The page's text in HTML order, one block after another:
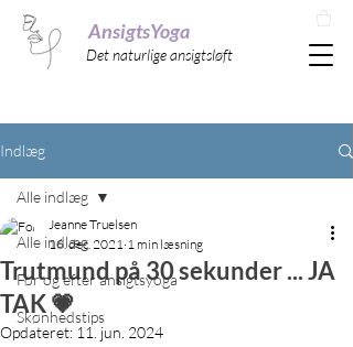
AnsigtsYoga
Det naturlige ansigtsløft
Indlæg
Alle indlæg
Før og efter ansigtsyoga
Skønhedstips
Alle indlæg
Trutmund på 30 sekunder ... JA
TAK 💗
Jeanne Truelsen
16. dec. 2021 1 min læsning
Opdateret: 11. jun. 2024